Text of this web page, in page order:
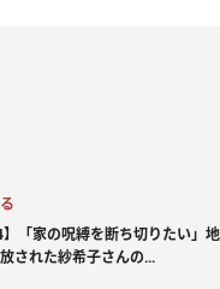
】「家の呪縛を断ち切りたい」
された紗希子さんの...